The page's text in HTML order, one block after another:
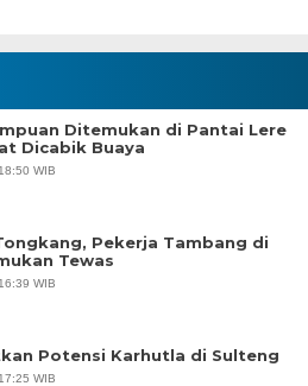
Ditemukan di Pantai Lere
Dicabik Buaya
WIB
Pekerja Tambang di
Tewas
WIB
Potensi Karhutla di Sulteng
WIB